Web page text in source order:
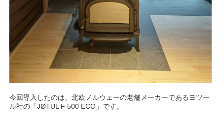
今回導入したのは、北欧ノルウェーの老舗メーカーであるヨツー
ル社の「JØTUL F 500 ECO」です。